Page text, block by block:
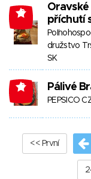
-8
Oravské
příchutí
družstvo
SK
-8 Pálivé
PEPSICO
<< První